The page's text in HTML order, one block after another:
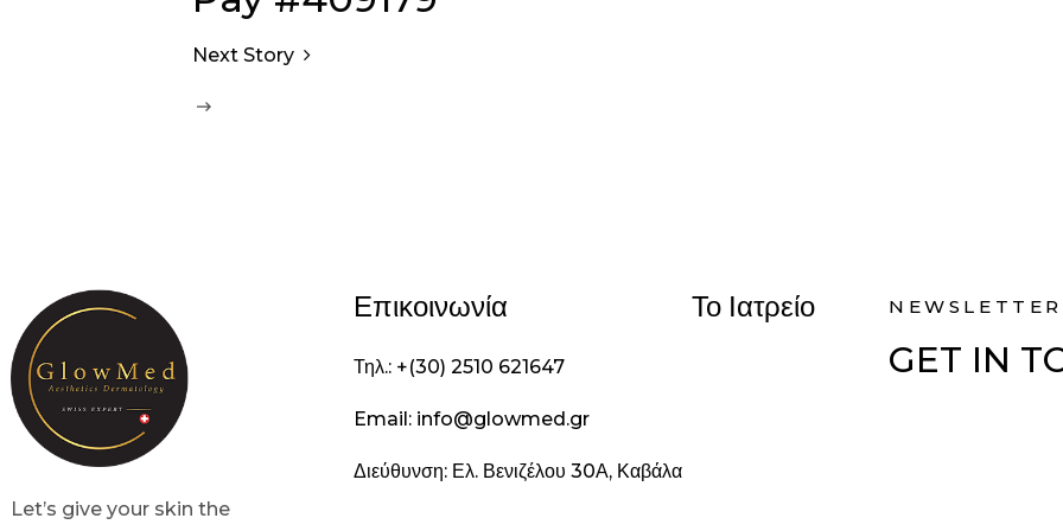
Next Story
Let’s give your skin the
Επικοινωνία
Τηλ.: +(30) 2510 621647
Email: info@glowmed.gr
Διεύθυνση: Ελ. Βενιζέλου 30Α, Καβάλα
Το Ιατρείο NEWSLETTER
GET IN